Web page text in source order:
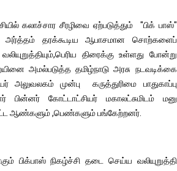
கலாச்சார சீரழிவை ஏற்படுத்தும் "பிக் பாஸ்"
தரக்கூடிய ஆபாசமான சொற்களைப்
திரைக்கு உள்ளது போன்று
அமல்படுத்த தமிழ்நாடு அரசு நடவடிக்கை
அலுவலகம் முன்பு கருத்துரிமை பாதுகாப்பு
பின்னர் கோட்டாட்சியர் மகாலட்சுமிடம் மனு
ஆண்களும் ,பெண்களும் பங்கேற்றனர்.
பிக்பாஸ் நிகழ்ச்சி தடை செய்ய வலியுறுத்தி